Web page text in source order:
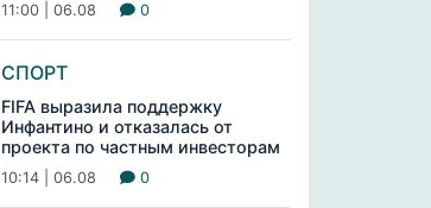
11:00 | 06.08 0
СПОРТ
FIFA выразила поддержку
Инфантино и отказалась от
проекта по частным инвесторам
10:14 | 06.08 0